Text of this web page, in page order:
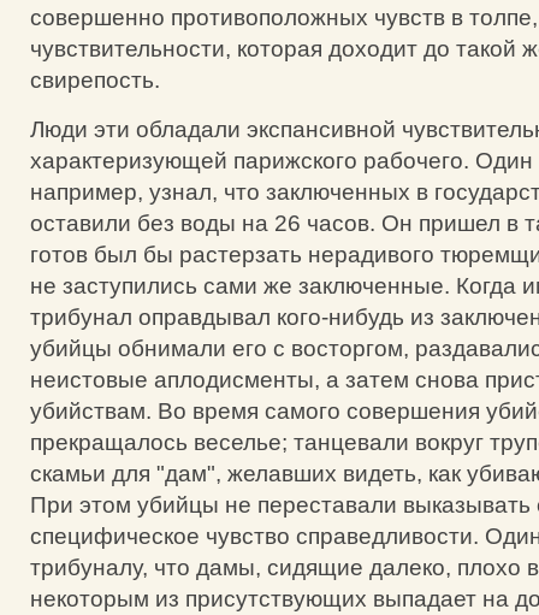
совершенно противоположных чувств в
чувствительности, которая доходит до такой
свирепость.
Люди эти обладали экспансивной
характеризующей парижского рабочего.
например, узнал, что заключенных в
оставили без воды на 26 часов. Он пришел в
готов был бы растерзать нерадивого
не заступились сами же заключенные. Когда
трибунал оправдывал кого-нибудь из
убийцы обнимали его с восторгом,
неистовые аплодисменты, а затем снова
убийствам. Во время самого совершения
прекращалось веселье; танцевали вокруг
скамьи для "дам", желавших видеть, как
При этом убийцы не переставали
специфическое чувство справедливости.
трибуналу, что дамы, сидящие далеко, плохо
некоторым из присутствующих выпадает на